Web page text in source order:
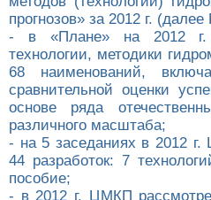
прогнозов» за 2012 г.
- в «Плане» на 2012 г.
технологии, методики
68 наименований,
сравнительной оценки
основе ряда
различного масштаба;
- на 5 заседаниях в 2012
44 разработок: 7
пособие;
- в 2012 г. ЦМКП